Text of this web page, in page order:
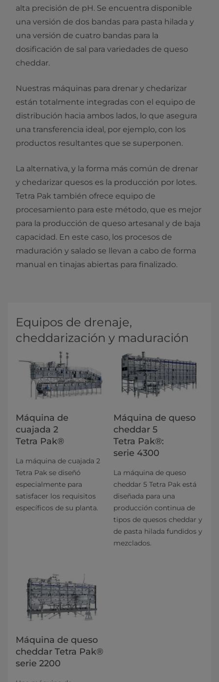
alta precisión de pH. Se encuentra disponible
una versión de dos bandas para pasta hilada y
una versión de cuatro bandas para la
dosificación de sal para variedades de queso
cheddar.
Nuestras máquinas para drenar y chedarizar
están totalmente integradas con el equipo de
distribución hacia ambos lados, lo que asegura
una transferencia ideal, por ejemplo, con los
productos resultantes que se superponen.
La alternativa, y la forma más común de drenar
y chedarizar quesos es la producción por lotes.
Tetra Pak también ofrece equipo de
procesamiento para este método, que es mejor
para la producción de queso artesanal y de baja
capacidad. En este caso, los procesos de
maduración y salado se llevan a cabo de forma
manual en tinajas abiertas para finalizado.
Equipos de drenaje,
cheddarización y maduración
Máquina de
cuajada 2
Tetra Pak®
La máquina de cuajada 2
Tetra Pak se diseñó
especialmente para
satisfacer los requisitos
específicos de su planta.
Máquina de queso
cheddar 5
Tetra Pak®:
serie 4300
La máquina de queso
cheddar 5 Tetra Pak está
diseñada para una
producción continua de
tipos de quesos cheddar y
de pasta hilada fundidos y
mezclados.
Máquina de queso
cheddar Tetra Pak®
serie 2200